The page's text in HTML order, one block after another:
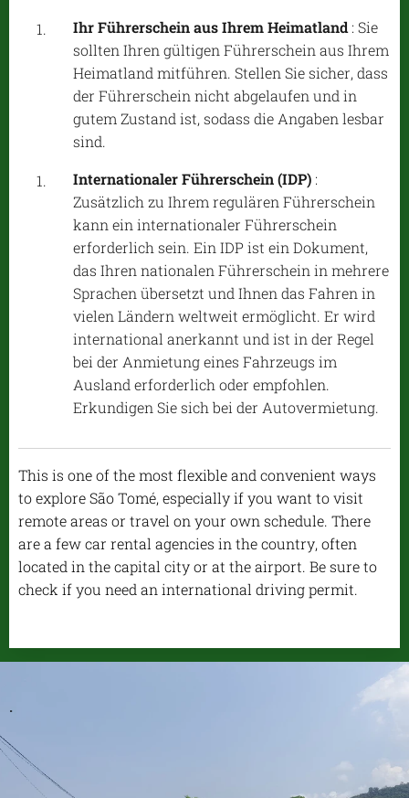
Ihr Führerschein aus Ihrem Heimatland : Sie
sollten Ihren gültigen Führerschein aus Ihrem
Heimatland mitführen. Stellen Sie sicher, dass
der Führerschein nicht abgelaufen und in
gutem Zustand ist, sodass die Angaben lesbar
sind.
Internationaler Führerschein (IDP) :
Zusätzlich zu Ihrem regulären Führerschein
kann ein internationaler Führerschein
erforderlich sein. Ein IDP ist ein Dokument,
das Ihren nationalen Führerschein in mehrere
Sprachen übersetzt und Ihnen das Fahren in
vielen Ländern weltweit ermöglicht. Er wird
international anerkannt und ist in der Regel
bei der Anmietung eines Fahrzeugs im
Ausland erforderlich oder empfohlen.
Erkundigen Sie sich bei der Autovermietung.
This is one of the most flexible and convenient ways
to explore São Tomé, especially if you want to visit
remote areas or travel on your own schedule. There
are a few car rental agencies in the country, often
located in the capital city or at the airport. Be sure to
check if you need an international driving permit.
.